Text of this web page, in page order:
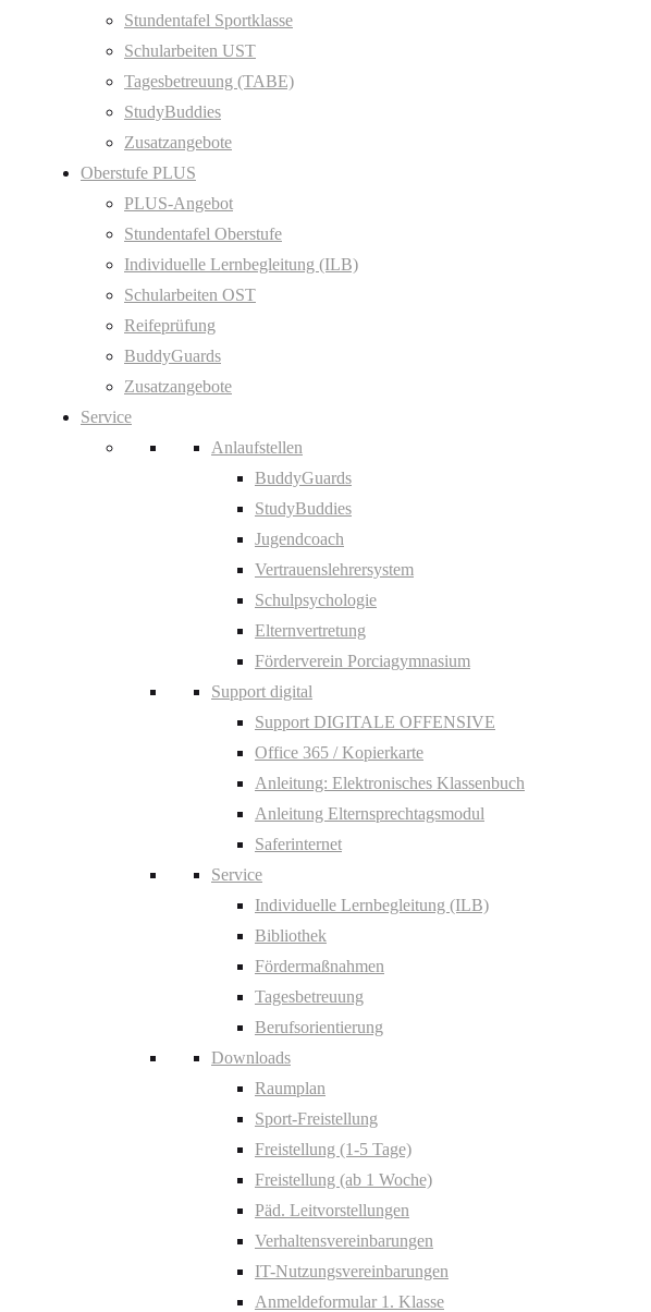
Stundentafel Sportklasse
Schularbeiten UST
Tagesbetreuung (TABE)
StudyBuddies
Zusatzangebote
Oberstufe PLUS
PLUS-Angebot
Stundentafel Oberstufe
Individuelle Lernbegleitung (ILB)
Schularbeiten OST
Reifeprüfung
BuddyGuards
Zusatzangebote
Service
Anlaufstellen
BuddyGuards
StudyBuddies
Jugendcoach
Vertrauenslehrersystem
Schulpsychologie
Elternvertretung
Förderverein Porciagymnasium
Support digital
Support DIGITALE OFFENSIVE
Office 365 / Kopierkarte
Anleitung: Elektronisches Klassenbuch
Anleitung Elternsprechtagsmodul
Saferinternet
Service
Individuelle Lernbegleitung (ILB)
Bibliothek
Fördermaßnahmen
Tagesbetreuung
Berufsorientierung
Downloads
Raumplan
Sport-Freistellung
Freistellung (1-5 Tage)
Freistellung (ab 1 Woche)
Päd. Leitvorstellungen
Verhaltensvereinbarungen
IT-Nutzungsvereinbarungen
Anmeldeformular 1. Klasse